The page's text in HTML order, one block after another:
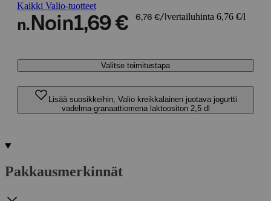
Kaikki Valio-tuotteet
n. Noin1,69 € 6,76 €/l vertailuhinta 6,76 €/l
Valitse toimitustapa
Lisää suosikkeihin, Valio kreikkalainen juotava jogurtti
vadelma-granaattiomena laktoositon 2,5 dl
Pakkausmerkinnät